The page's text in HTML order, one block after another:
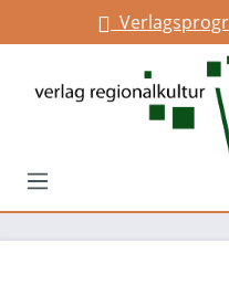
springen